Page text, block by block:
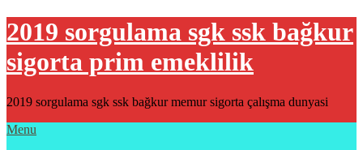
2019 sorgulama sgk ssk bağkur
sigorta prim emeklilik
2019 sorgulama sgk ssk bağkur memur sigorta çalışma dunyasi
Menu